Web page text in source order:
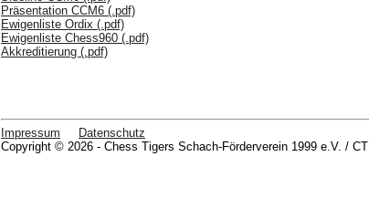
Präsentation CCM6 (.pdf)
Ewigenliste Ordix (.pdf)
Ewigenliste Chess960 (.pdf)
Akkreditierung (.pdf)
Impressum
Datenschutz
Copyright © 2026 - Chess Tigers Schach-Förderverein 1999 e.V. / CT